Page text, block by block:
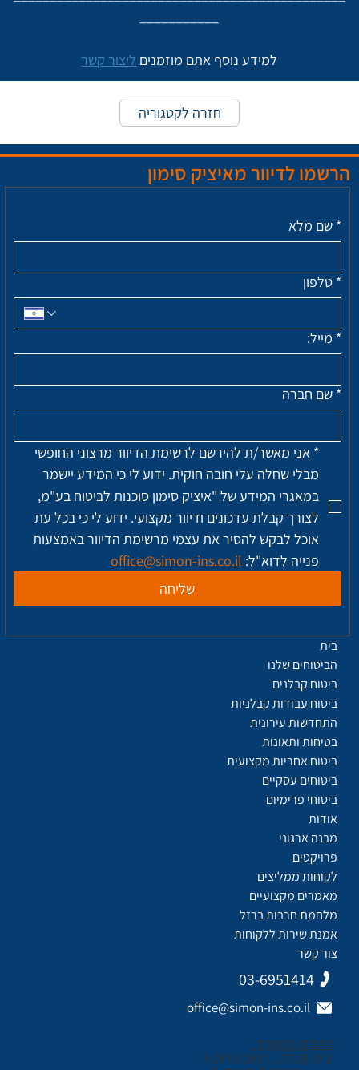
למידע נוסף אתם מוזמנים ליצור קשר
חזרה לקטגוריה
הרשמו לדיוור מאיציק סימון
* שם מלא
* טלפון
* מייל:
* שם חברה
*
פנייה לדוא"ל: office@simon-ins.co.il
שליחה
כתובת המשרד:
בית קנדה , רחוב נירים 3
03-6951414
office@simon-ins.co.il
אודות
מבנה ארגוני
פרויקטים
לקוחות ממליצים
מאמרים מקצועיים
מלחמת חרבות ברזל
אמנת שירות ללקוחות
צור קשר
בית
הביטוחים שלנו
ביטוח קבלנים
ביטוח עבודות קבלניות
התחדשות עירונית
בטיחות ותאונות
ביטוח אחריות מקצועית
ביטוחים עסקיים
ביטוחי פרימיום